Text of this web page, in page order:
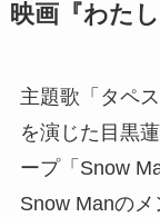
映画『わた
主題歌「タペ
を演じた目黒
ープ「Snow
Snow Manの